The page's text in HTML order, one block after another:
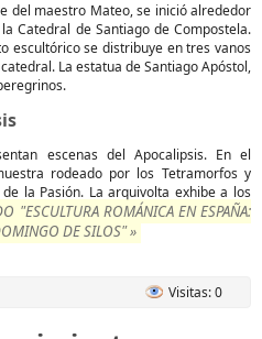
del maestro Mateo, se inició alrededor
Catedral de Santiago de Compostela.
escultórico se distribuye en tres vanos
La estatua de Santiago Apóstol,
escenas del Apocalipsis. En el
rodeado por los Tetramorfos y
la Pasión. La arquivolta exhibe a los
"ESCULTURA ROMÁNICA EN ESPAÑA:
DE SILOS" »
Visitas: 0